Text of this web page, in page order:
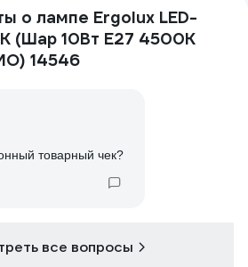
о лампе Ergolux LED-
(Шар 10Вт E27 4500K
14546
товарный чек?
все вопросы